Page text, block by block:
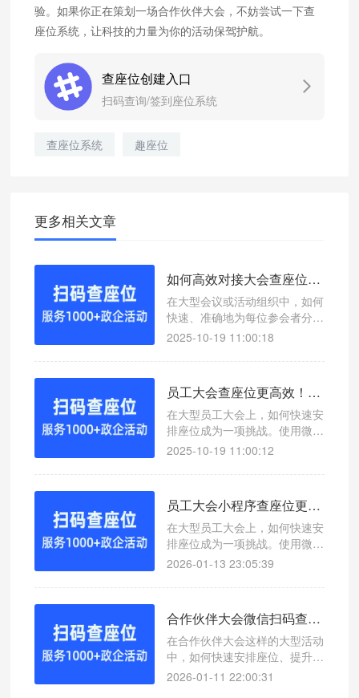
验。如果你正在策划一场合作伙伴大会，不妨尝试一下查
座位系统，让科技的力量为你的活动保驾护航。
查座位创建入口
扫码查询/签到座位系统
查座位系统 趣座位
更多相关文章
如何高效对接大会查座位？微信扫码查座位系统轻松解决
在大型会议或活动组织中，如何
快速、准确地为每位参会者分配
座位是一个重要环节。本文介绍
效对接大会查座位，提升现场管
2025-10-19 11:00:18
员工大会查座位更高效！微信扫码查座位系统助你轻松管理
在大型员工大会上，如何快速安
排座位成为一项挑战。使用微信
扫码查座位系统，可以实现一键
2025-10-19 11:00:12
员工大会小程序查座位更高效！微信扫码查座位系统助你轻松管理
在大型员工大会上，如何快速安
排座位成为一项挑战。使用微信
扫码查座位系统，可以实现一键
2026-01-13 23:05:39
合作伙伴大会微信扫码查座位系统助力活动座位管理
在合作伙伴大会这样的大型活动
中，如何快速安排座位、提升参
会体验成为一大挑战。本文介绍
2026-01-11 22:00:31